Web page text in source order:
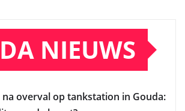
NIEUWS
overval op tankstation in Gouda: